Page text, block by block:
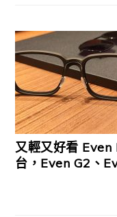
又輕又好看
台，Even G2、